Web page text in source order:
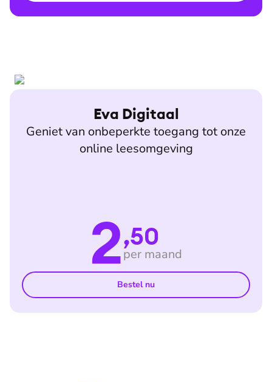
Eva Digitaal
Geniet van onbeperkte toegang tot onze
online leesomgeving
2,50
per maand
Bestel nu